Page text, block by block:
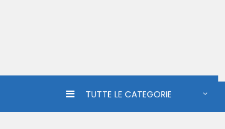
TUTTE LE CATEGORIE